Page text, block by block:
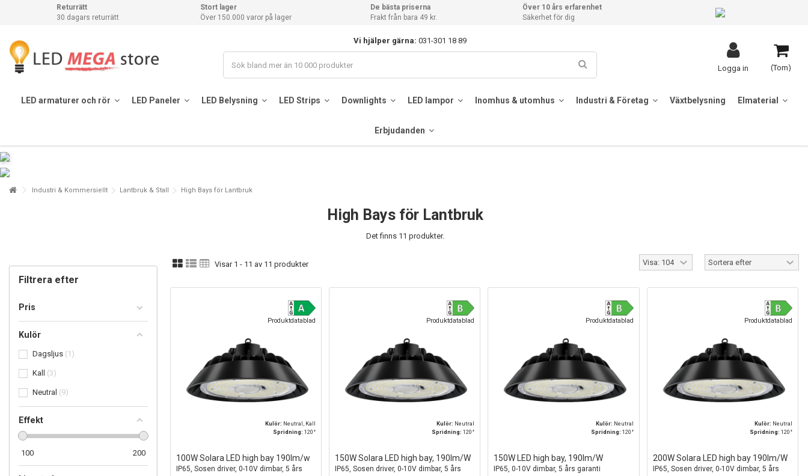
Returrätt
30 dagars returrätt
Stort lager
Över 150.000 varor på lager
De bästa priserna
Frakt från bara 49 kr.
Över 10 års erfarenhet
Säkerhet för dig
Vi hjälper gärna: 031-301 18 89
(Tom)
Logga in
LED armaturer och rör LED Paneler LED Belysning LED Strips Downlights LED lampor Inomhus & utomhus Industri & Företag Växtbelysning Elmaterial
Erbjudanden
Industri & Kommersiellt Lantbruk & Stall High Bays för Lantbruk
High Bays för Lantbruk
Det finns 11 produkter.
Visar 1 - 11 av 11 produkter
Produktdatablad
Kulör: Neutral, Kall
Spridning:120°
100W Solara LED high bay 190lm/w
IP65, Sosen driver, 0-10V dimbar, 5 års
Produktdatablad
Kulör: Neutral
Spridning:120°
150W Solara LED high bay, 190lm/W
IP65, Sosen driver, 0-10V dimbar, 5 års
Produktdatablad
Kulör: Neutral
Spridning: 120°
150W LED high bay, 190lm/W
IP65, 0-10V dimbar, 5 års garanti
Produktdatablad
Kulör: Neutral
Spridning: 120°
200W Solara LED high bay 190lm/W
IP65, Sosen driver, 0-10V dimbar, 5 års
Filtrera efter
Pris
Kulör
Dagsljus 1
Kall 3
Neutral 9
Effekt
100 200